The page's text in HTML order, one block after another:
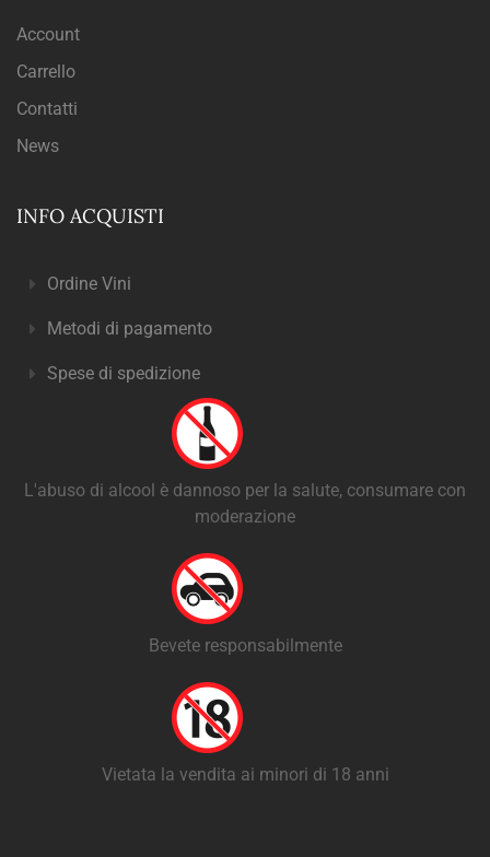
Account
Carrello
Contatti
News
INFO ACQUISTI
Ordine Vini
Metodi di pagamento
Spese di spedizione
L'abuso di alcool è dannoso per la salute, consumare con
moderazione
Bevete responsabilmente
Vietata la vendita ai minori di 18 anni